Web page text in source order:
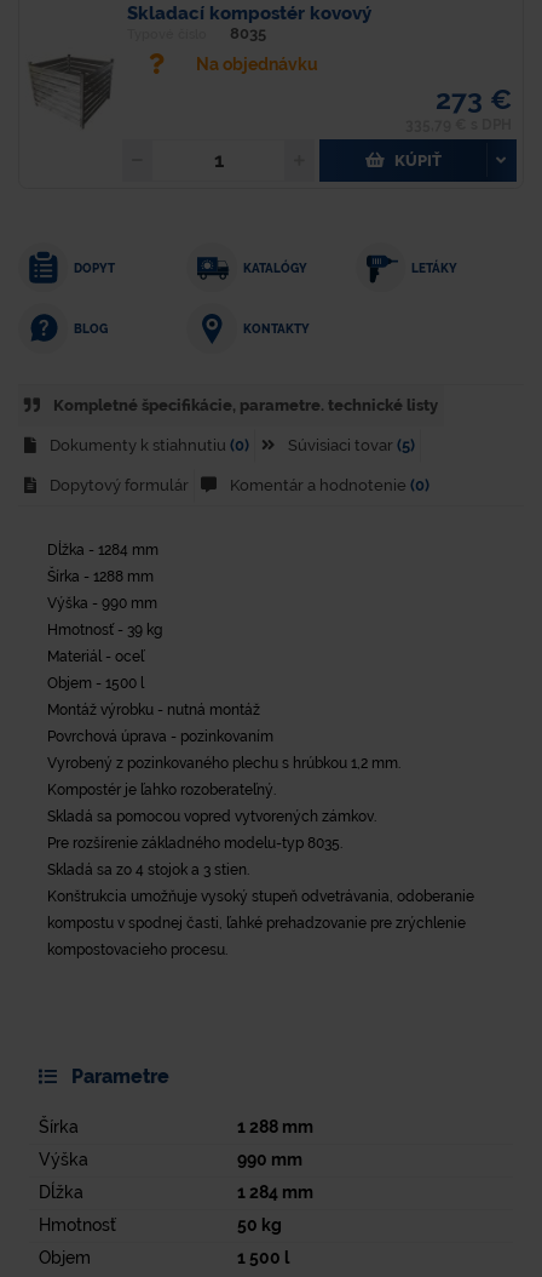
Skladací kompostér kovový
8035
Na objednávku
273 €
KÚPIŤ
DOPYT KATALÓGY LETÁKY
BLOG KONTAKTY
Kompletné špecifikácie, parametre. technické listy
Dokumenty k stiahnutiu (0) Súvisiaci tovar (5)
Dopytový formulár Komentár a hodnotenie (0)
Dĺžka - 1284 mm
Šírka - 1288 mm
Výška - 990 mm
Hmotnosť - 39 kg
Materiál - oceľ
Objem - 1500 l
Montáž výrobku - nutná montáž
Povrchová úprava - pozinkovaním
Vyrobený z pozinkovaného plechu s hrúbkou 1,2 mm.
Kompostér je ľahko rozoberateľný.
Skladá sa pomocou vopred vytvorených zámkov.
Pre rozšírenie základného modelu-typ 8035.
Skladá sa zo 4 stojok a 3 stien.
Konštrukcia umožňuje vysoký stupeň odvetrávania, odoberanie
kompostu v spodnej časti, ľahké prehadzovanie pre zrýchlenie
kompostovacieho procesu.
Parametre
Šírka 1 288mm
Výška
990 mm
Dĺžka
1 284mm
Hmotnosť
50 kg
Objem
1 500 l